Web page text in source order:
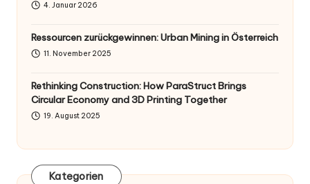
4. Januar 2026
Ressourcen zurückgewinnen: Urban Mining in Österreich
11. November 2025
Rethinking Construction: How ParaStruct Brings
Circular Economy and 3D Printing Together
19. August 2025
Kategorien